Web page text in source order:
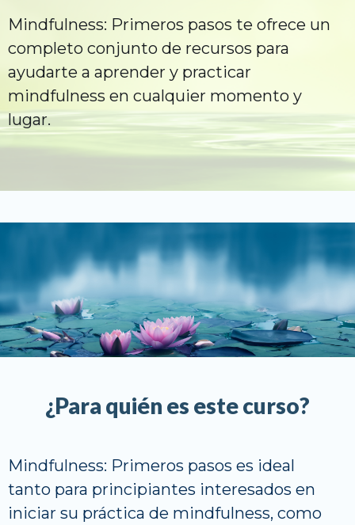
Mindfulness: Primeros pasos te ofrece un
completo conjunto de recursos para
ayudarte a aprender y practicar
mindfulness en cualquier momento y
lugar.
¿Para quién es este curso?
Mindfulness: Primeros pasos es ideal
tanto para principiantes interesados en
iniciar su práctica de mindfulness, como